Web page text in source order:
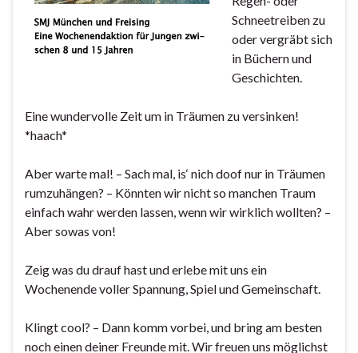
Schneetreiben zu
oder vergräbt sich
in Büchern und
Geschichten.
Eine wundervolle Zeit um in Träumen zu versinken!
*haach*
Aber warte mal! – Sach mal, is‘ nich doof nur in Träumen
rumzuhängen? – Könnten wir nicht so manchen Traum
einfach wahr werden lassen, wenn wir wirklich wollten? –
Aber sowas von!
Zeig was du drauf hast und erlebe mit uns ein
Wochenende voller Spannung, Spiel und Gemeinschaft.
Klingt cool? – Dann komm vorbei, und bring am besten
noch einen deiner Freunde mit. Wir freuen uns möglichst